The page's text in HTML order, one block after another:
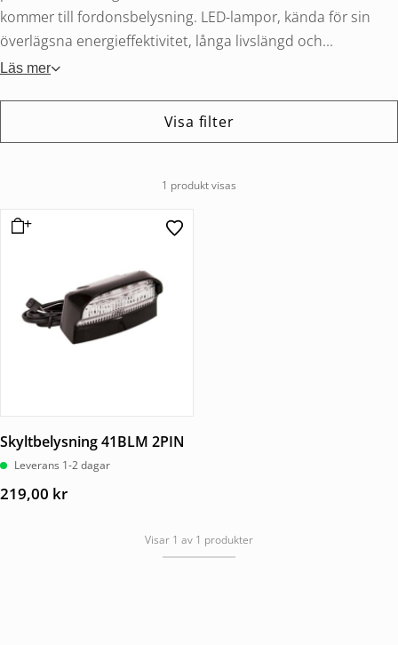
kommer till fordonsbelysning. LED-lampor, kända för sin
överlägsna energieffektivitet, långa livslängd och...
Läs mer
Visa filter
1 produkt visas
Skyltbelysning 41BLM 2PIN
Leverans 1-2 dagar
219,00 kr
Visar 1 av 1 produkter